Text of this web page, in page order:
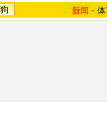
新闻 -